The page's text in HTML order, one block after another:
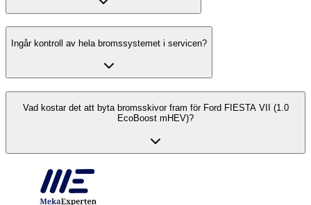
Ingår kontroll av hela bromssystemet i servicen?
Vad kostar det att byta bromsskivor fram för Ford FIESTA VII (1.0
EcoBoost mHEV)?